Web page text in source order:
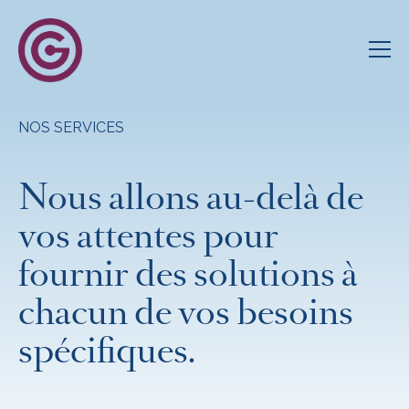
QUI SOMMES-NOUS
NOS SERVICES
Nous allons au-delà de
vos attentes pour
fournir des solutions à
chacun de vos besoins
spécifiques.